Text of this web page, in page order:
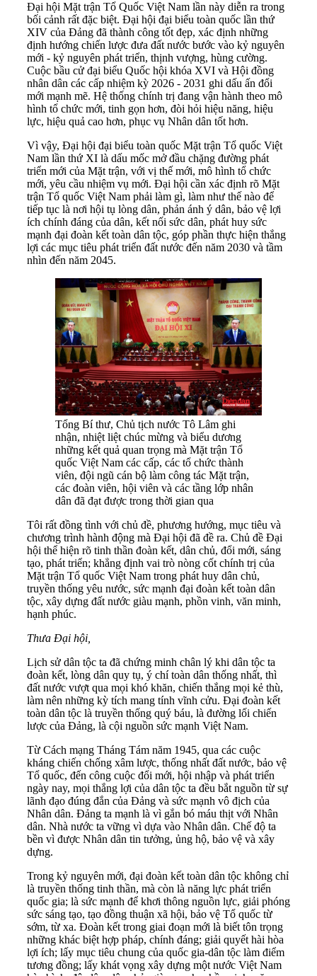
Đại hội Mặt trận Tổ Quốc Việt Nam lần này diễn ra trong
bối cảnh rất đặc biệt. Đại hội đại biểu toàn quốc lần thứ
XIV của Đảng đã thành công tốt đẹp, xác định những
định hướng chiến lược đưa đất nước bước vào kỷ nguyên
mới - kỷ nguyên phát triển, thịnh vượng, hùng cường.
Cuộc bầu cử đại biểu Quốc hội khóa XVI và Hội đồng
nhân dân các cấp nhiệm kỳ 2026 - 2031 ghi dấu ấn đổi
mới mạnh mẽ. Hệ thống chính trị đang vận hành theo mô
hình tổ chức mới, tinh gọn hơn, đòi hỏi hiệu năng, hiệu
lực, hiệu quả cao hơn, phục vụ Nhân dân tốt hơn.
Vì vậy, Đại hội đại biểu toàn quốc Mặt trận Tổ quốc Việt
Nam lần thứ XI là dấu mốc mở đầu chặng đường phát
triển mới của Mặt trận, với vị thế mới, mô hình tổ chức
mới, yêu cầu nhiệm vụ mới. Đại hội cần xác định rõ Mặt
trận Tổ quốc Việt Nam phải làm gì, làm như thế nào để
tiếp tục là nơi hội tụ lòng dân, phản ánh ý dân, bảo vệ lợi
ích chính đáng của dân, kết nối sức dân, phát huy sức
mạnh đại đoàn kết toàn dân tộc, góp phần thực hiện thắng
lợi các mục tiêu phát triển đất nước đến năm 2030 và tầm
nhìn đến năm 2045.
Tổng Bí thư, Chủ tịch nước Tô Lâm ghi
nhận, nhiệt liệt chúc mừng và biểu dương
những kết quả quan trọng mà Mặt trận Tổ
quốc Việt Nam các cấp, các tổ chức thành
viên, đội ngũ cán bộ làm công tác Mặt trận,
các đoàn viên, hội viên và các tầng lớp nhân
dân đã đạt được trong thời gian qua
Tôi rất đồng tình với chủ đề, phương hướng, mục tiêu và
chương trình hành động mà Đại hội đã đề ra. Chủ đề Đại
hội thể hiện rõ tinh thần đoàn kết, dân chủ, đổi mới, sáng
tạo, phát triển; khẳng định vai trò nòng cốt chính trị của
Mặt trận Tổ quốc Việt Nam trong phát huy dân chủ,
truyền thống yêu nước, sức mạnh đại đoàn kết toàn dân
tộc, xây dựng đất nước giàu mạnh, phồn vinh, văn minh,
hạnh phúc.
Thưa Đại hội,
Lịch sử dân tộc ta đã chứng minh chân lý khi dân tộc ta
đoàn kết, lòng dân quy tụ, ý chí toàn dân thống nhất, thì
đất nước vượt qua mọi khó khăn, chiến thắng mọi kẻ thù,
làm nên những kỳ tích mang tính vĩnh cửu. Đại đoàn kết
toàn dân tộc là truyền thống quý báu, là đường lối chiến
lược của Đảng, là cội nguồn sức mạnh Việt Nam.
Từ Cách mạng Tháng Tám năm 1945, qua các cuộc
kháng chiến chống xâm lược, thống nhất đất nước, bảo vệ
Tổ quốc, đến công cuộc đổi mới, hội nhập và phát triển
ngày nay, mọi thắng lợi của dân tộc ta đều bắt nguồn từ sự
lãnh đạo đúng đắn của Đảng và sức mạnh vô địch của
Nhân dân. Đảng ta mạnh là vì gắn bó máu thịt với Nhân
dân. Nhà nước ta vững vì dựa vào Nhân dân. Chế độ ta
bền vì được Nhân dân tin tưởng, ủng hộ, bảo vệ và xây
dựng.
Trong kỷ nguyên mới, đại đoàn kết toàn dân tộc không chỉ
là truyền thống tinh thần, mà còn là năng lực phát triển
quốc gia; là sức mạnh để khơi thông nguồn lực, giải phóng
sức sáng tạo, tạo đồng thuận xã hội, bảo vệ Tổ quốc từ
sớm, từ xa. Đoàn kết trong giai đoạn mới là biết tôn trọng
những khác biệt hợp pháp, chính đáng; giải quyết hài hòa
lợi ích; lấy mục tiêu chung của quốc gia-dân tộc làm điểm
tương đồng; lấy khát vọng xây dựng một nước Việt Nam